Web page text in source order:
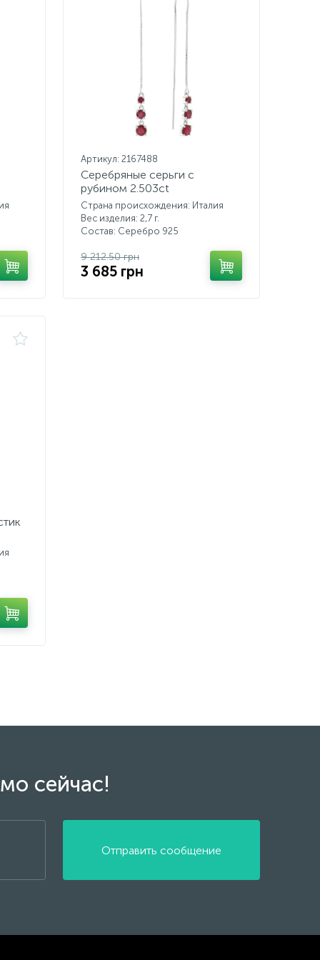
Артикул: 2167488
Серебряные серьги с
рубином 2.503ct
Страна происхождения: Италия
Вес изделия: 2,7 г.
Состав: Серебро 925
9 212.50 грн
3 685 грн
сейчас!
Отправить сообщение